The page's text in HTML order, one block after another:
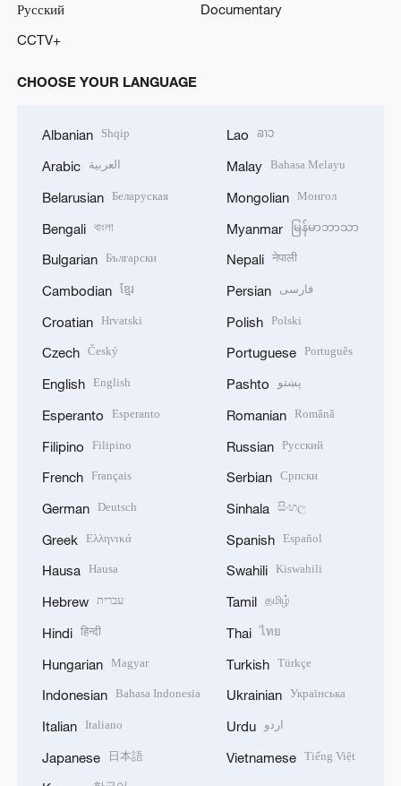
Русский
Documentary
CCTV+
CHOOSE YOUR LANGUAGE
Albanian Shqip
Arabic العربية
Belarusian Беларуская
Bengali বাংলা
Bulgarian Български
Cambodian ខ្មែរ
Croatian Hrvatski
Czech Český
English English
Esperanto Esperanto
Filipino Filipino
French Français
German Deutsch
Greek Ελληνικά
Hausa Hausa
Hebrew עברית
Hindi हिन्दी
Hungarian Magyar
Indonesian Bahasa Indonesia
Italian Italiano
Japanese 日本語
Lao ລາວ
Malay Bahasa Melayu
Mongolian Монгол
Myanmar မြန်မာဘာသာ
Nepali नेपाली
Persian فارسی
Polish Polski
Portuguese Português
Pashto پښتو
Romanian Română
Russian Русский
Serbian Српски
Sinhala සිංහල
Spanish Español
Swahili Kiswahili
Tamil தமிழ்
Thai ไทย
Turkish Türkçe
Ukrainian Українська
Urdu اردو
Vietnamese Tiếng Việt